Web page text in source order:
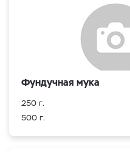
Фундучная мука
250 г.
500 г.